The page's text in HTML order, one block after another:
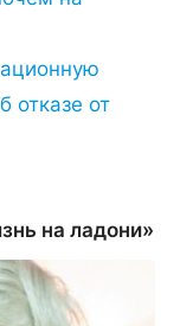
отказе от
на ладони»